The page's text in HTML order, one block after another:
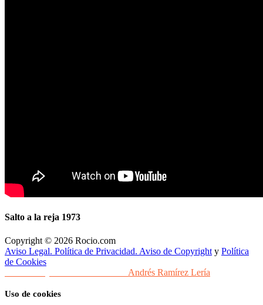
Salto a la reja 1973
Copyright © 2026 Rocio.com
Aviso Legal. Política de Privacidad. Aviso de Copyright y Política
de Cookies
Andrés Ramírez Lería
Uso de cookies